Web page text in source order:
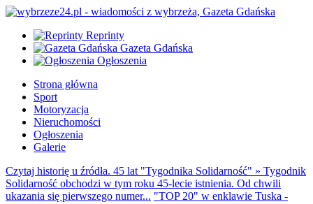
Reprinty
Gazeta Gdańska
Ogłoszenia
Strona główna
Sport
Motoryzacja
Nieruchomości
Ogłoszenia
Galerie
Czytaj historię u źródła. 45 lat "Tygodnika Solidarność" » Tygodnik
Solidarność obchodzi w tym roku 45-lecie istnienia. Od chwili
ukazania się pierwszego numer... "TOP 20" w enklawie Tuska -